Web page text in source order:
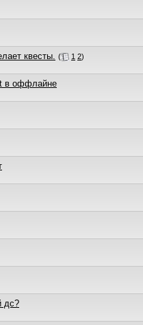
квесты. ( 1 2)
в оффлайне
дс?